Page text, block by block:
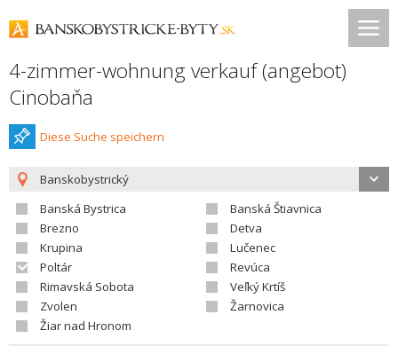
4-zimmer-wohnung verkauf (angebot)
Cinobaňa
Diese Suche speichern
Banskobystrický
Banská Bystrica
Banská Štiavnica
Brezno
Detva
Krupina
Lučenec
Poltár
Revúca
Rimavská Sobota
Veľký Krtíš
Zvolen
Žarnovica
Žiar nad Hronom